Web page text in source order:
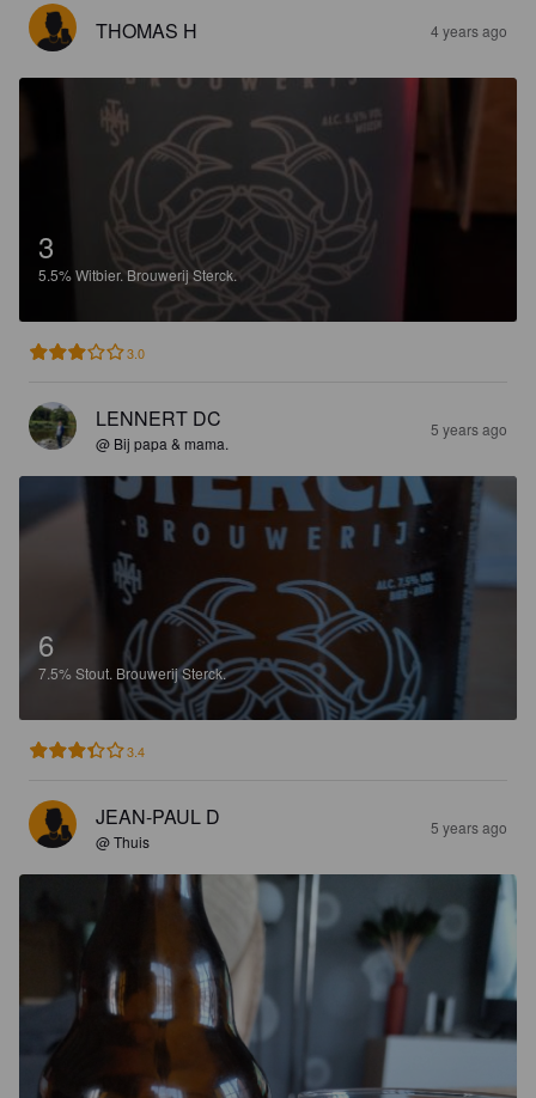
THOMAS H 4 years ago
3
5.5%Witbier. Brouwerij Sterck.
3.0
LENNERT DC
@ Bij papa & mama.
5 years ago
6
7.5% Stout. Brouwerij Sterck.
3.4
JEAN-PAUL D
@ Thuis
5 years ago